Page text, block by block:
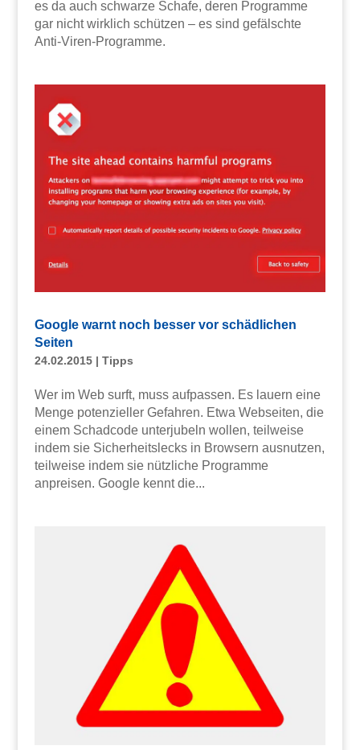
es da auch schwarze Schafe, deren Programme
gar nicht wirklich schützen – es sind gefälschte
Anti-Viren-Programme.
Google warnt noch besser vor schädlichen
Seiten
24.02.2015| Tipps
Wer im Web surft, muss aufpassen. Es lauern eine
Menge potenzieller Gefahren. Etwa Webseiten, die
einem Schadcode unterjubeln wollen, teilweise
indem sie Sicherheitslecks in Browsern ausnutzen,
teilweise indem sie nützliche Programme
anpreisen. Google kennt die...